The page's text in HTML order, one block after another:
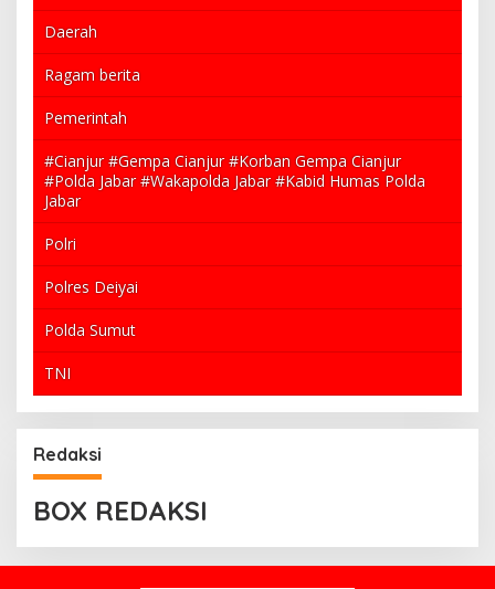
Daerah
Ragam berita
Pemerintah
#Cianjur #Gempa Cianjur #Korban Gempa Cianjur
#Polda Jabar #Wakapolda Jabar #Kabid Humas Polda
Jabar
Polri
Polres Deiyai
Polda Sumut
TNI
Redaksi
BOX REDAKSI